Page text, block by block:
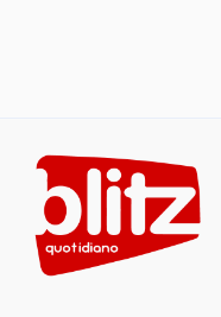
content